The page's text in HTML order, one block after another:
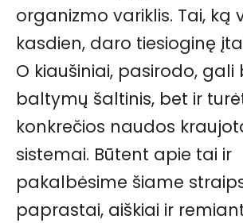
organizmo variklis. Tai, ką
kasdien, daro tiesioginę
O kiaušiniai, pasirodo, gali
baltymų šaltinis, bet ir
konkrečios naudos
sistemai. Būtent apie tai ir
pakalbėsime šiame
paprastai, aiškiai ir